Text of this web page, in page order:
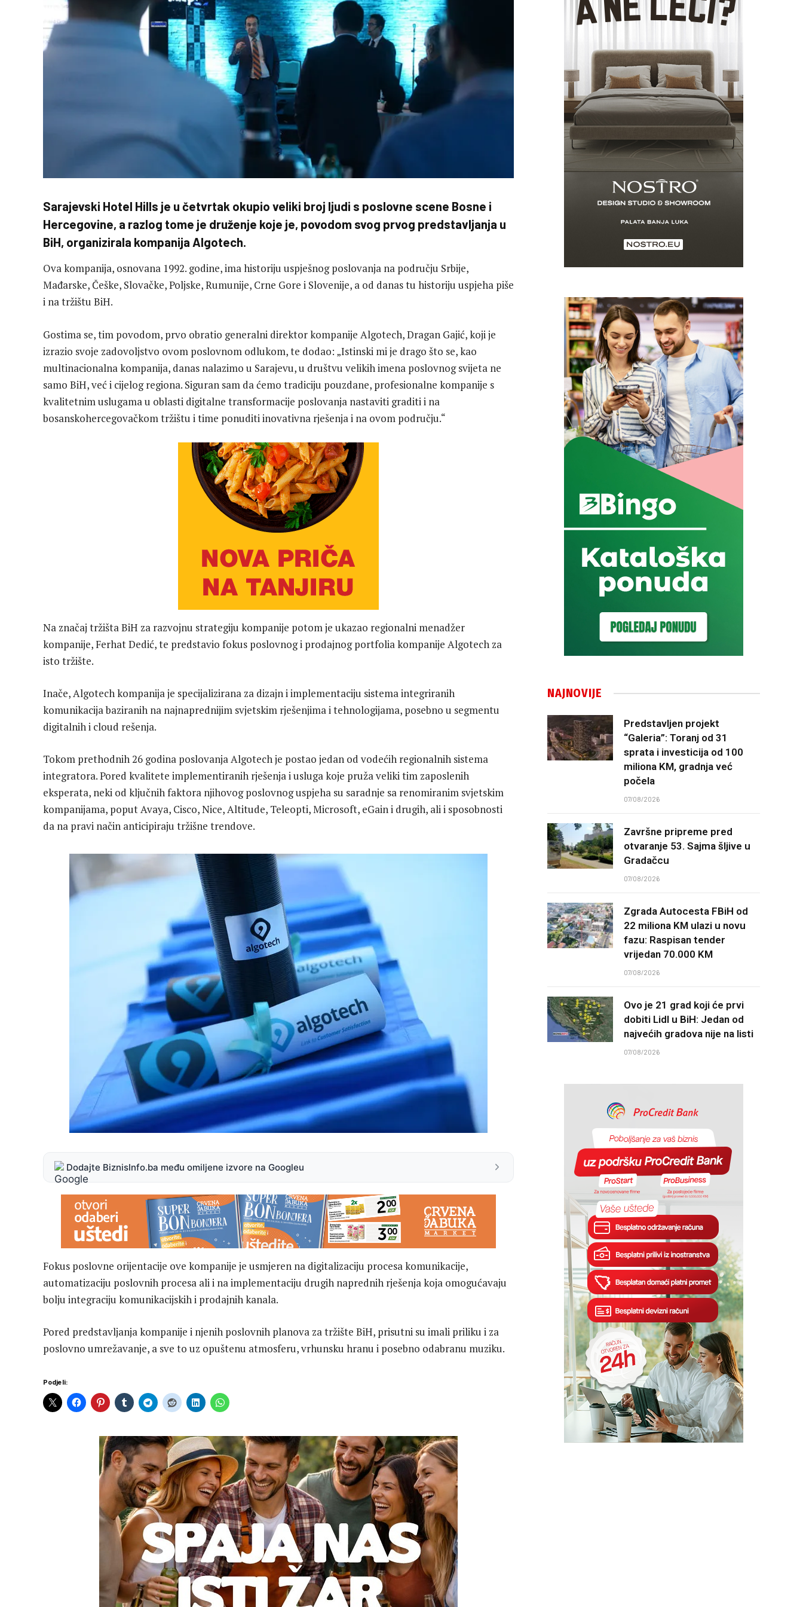
Sarajevski Hotel Hills je u četvrtak okupio veliki broj ljudi s poslovne scene Bosne i
Hercegovine, a razlog tome je druženje koje je, povodom svog prvog predstavljanja u
BiH, organizirala kompanija Algotech.
Ova kompanija, osnovana 1992. godine, ima historiju uspješnog poslovanja na području Srbije,
Mađarske, Češke, Slovačke, Poljske, Rumunije, Crne Gore i Slovenije, a od danas tu historiju uspjeha piše
i na tržištu BiH.
Gostima se, tim povodom, prvo obratio generalni direktor kompanije Algotech, Dragan Gajić, koji je
izrazio svoje zadovoljstvo ovom poslovnom odlukom, te dodao: „Istinski mi je drago što se, kao
multinacionalna kompanija, danas nalazimo u Sarajevu, u društvu velikih imena poslovnog svijeta ne
samo BiH, već i cijelog regiona. Siguran sam da ćemo tradiciju pouzdane, profesionalne kompanije s
kvalitetnim uslugama u oblasti digitalne transformacije poslovanja nastaviti graditi i na
bosanskohercegovačkom tržištu i time ponuditi inovativna rješenja i na ovom području.“
Na značaj tržišta BiH za razvojnu strategiju kompanije potom je ukazao regionalni menadžer
kompanije, Ferhat Dedić, te predstavio fokus poslovnog i prodajnog portfolia kompanije Algotech za
isto tržište.
Inače, Algotech kompanija je specijalizirana za dizajn i implementaciju sistema integriranih
komunikacija baziranih na najnaprednijim svjetskim rješenjima i tehnologijama, posebno u segmentu
digitalnih i cloud rešenja.
Tokom prethodnih 26 godina poslovanja Algotech je postao jedan od vodećih regionalnih sistema
integratora. Pored kvalitete implementiranih rješenja i usluga koje pruža veliki tim zaposlenih
eksperata, neki od ključnih faktora njihovog poslovnog uspjeha su saradnje sa renomiranim svjetskim
kompanijama, poput Avaya, Cisco, Nice, Altitude, Teleopti, Microsoft, eGain i drugih, ali i sposobnosti
da na pravi način anticipiraju tržišne trendove.
Dodajte BiznisInfo.ba među omiljene izvore na Googleu
Fokus poslovne orijentacije ove kompanije je usmjeren na digitalizaciju procesa komunikacije,
automatizaciju poslovnih procesa ali i na implementaciju drugih naprednih rješenja koja omogućavaju
bolju integraciju komunikacijskih i prodajnih kanala.
Pored predstavljanja kompanije i njenih poslovnih planova za tržište BiH, prisutni su imali priliku i za
poslovno umrežavanje, a sve to uz opuštenu atmosferu, vrhunsku hranu i posebno odabranu muziku.
Podjeli:
NAJNOVIJE
Predstavljen projekt
“Galeria”: Toranj od 31
sprata i investicija od 100
miliona KM, gradnja već
počela
07/08/2026
Završne pripreme pred
otvaranje 53. Sajma šljive u
Gradačcu
07/08/2026
Zgrada Autocesta FBiH od
22 miliona KM ulazi u novu
fazu: Raspisan tender
vrijedan 70.000 KM
07/08/2026
Ovo je 21 grad koji će prvi
dobiti Lidl u BiH: Jedan od
najvećih gradova nije na listi
07/08/2026